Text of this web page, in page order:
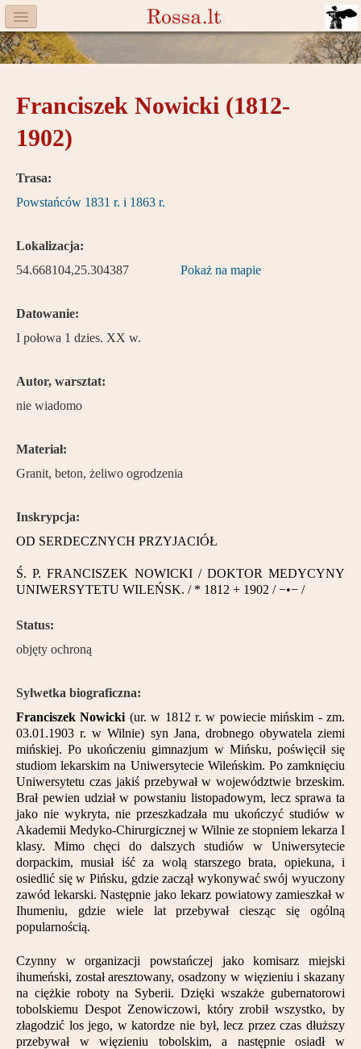
Menu
Facebook
Komitet
Aktualności
Moneta
Cegiełki
Rossa
Darczyńcy
Kontakt
Franciszek Nowicki (1812-
1902)
Trasa:
Powstańców 1831 r. i 1863 r.
Lokalizacja:
54.668104,25.304387
Pokaż na mapie
Datowanie:
I połowa 1 dzies. XX w.
Autor, warsztat:
nie wiadomo
Materiał:
Granit, beton, żeliwo ogrodzenia
Inskrypcja:
OD SERDECZNYCH PRZYJACIÓŁ
Ś. P. FRANCISZEK NOWICKI / DOKTOR MEDYCYNY
UNIWERSYTETU WILEŃSK. / * 1812 + 1902 / −•− /
Status:
objęty ochroną
Sylwetka biograficzna:
Franciszek Nowicki (ur. w 1812 r. w powiecie mińskim - zm.
03.01.1903 r. w Wilnie) syn Jana, drobnego obywatela ziemi
mińskiej. Po ukończeniu gimnazjum w Mińsku, poświęcił się
studiom lekarskim na Uniwersytecie Wileńskim. Po zamknięciu
Uniwersytetu czas jakiś przebywał w województwie brzeskim.
Brał pewien udział w powstaniu listopadowym, lecz sprawa ta
jako nie wykryta, nie przeszkadzała mu ukończyć studiów w
Akademii Medyko-Chirurgicznej w Wilnie ze stopniem lekarza I
klasy. Mimo chęci do dalszych studiów w Uniwersytecie
dorpackim, musiał iść za wolą starszego brata, opiekuna, i
osiedlić się w Pińsku, gdzie zaczął wykonywać swój wyuczony
zawód lekarski. Następnie jako lekarz powiatowy zamieszkał w
Ihumeniu, gdzie wiele lat przebywał ciesząc się ogólną
popularnością.
Czynny w organizacji powstańczej jako komisarz miejski
ihumeński, został aresztowany, osadzony w więzieniu i skazany
na ciężkie roboty na Syberii. Dzięki wszakże gubernatorowi
tobolskiemu Despot Zenowiczowi, który zrobił wszystko, by
złagodzić los jego, w katordze nie był, lecz przez czas dłuższy
przebywał w więzieniu tobolskim, a następnie osiadł w